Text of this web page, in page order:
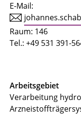
E-Mail:
Raum: 146
Tel.: +49 531 391-
Arbeitsgebiet
Verarbeitung